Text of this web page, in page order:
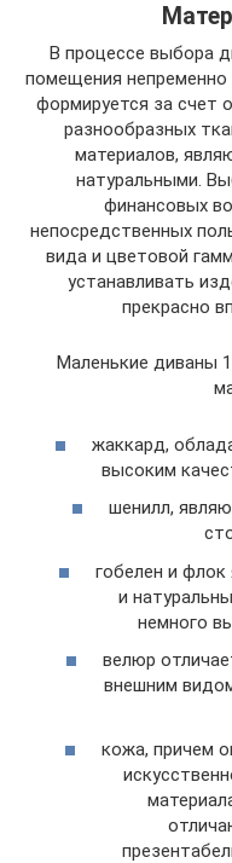
В процессе выбора
помещения непременно
формируется за счет
разнообразных
материалов,
натуральными.
финансовых
непосредственных
вида и цветовой
устанавливать
прекрасно
Маленькие диваны
жаккард,
высоким
шенилл,
гобелен и
и
немного
велюр
внешним
кожа, причем